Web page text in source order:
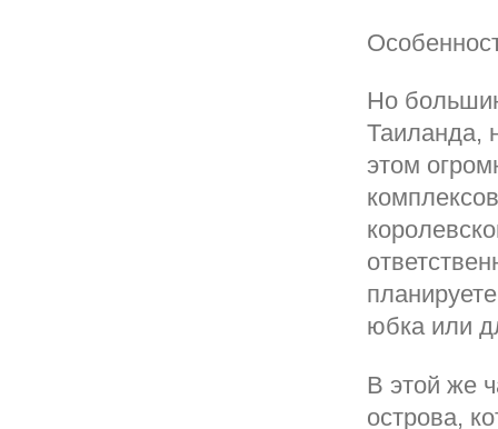
Но
Таиланда,
этом
юбка или
В этой же
острова,